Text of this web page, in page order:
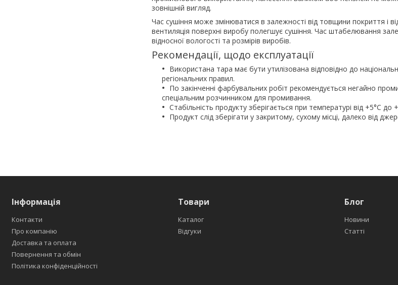
зовнішній вигляд.
Час сушіння може змінюватися в залежності від товщини покриття і
вентиляція поверхні виробу полегшує сушіння. Час штабелювання
відносної вологості та розмірів виробів.
Рекомендації, щодо експлуатації
Використана тара має бути утилізована відповідно до
регіональних правил.
По закінченні фарбувальних робіт рекомендується негайно
спеціальним розчинником для промивання.
Стабільність продукту зберігається при температурі від +5°C до
Продукт слід зберігати у закритому, сухому місці, далеко від
Інформація
Контакти
Про компанію
Доставка та оплата
Повернення та обмін
Політика конфіденційності
Товари
Каталог
Відгуки
Блог
Новини
Статті